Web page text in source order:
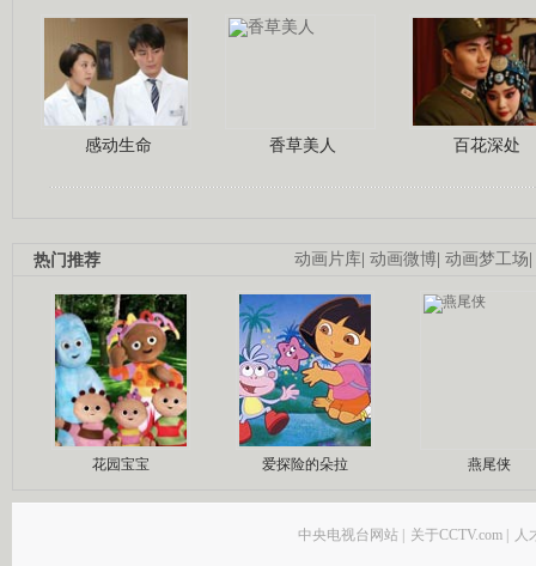
感动生命 香草美人 百花深处
动画片库| 动画微博| 动画梦工场|
热门推荐
花园宝宝 爱探险的朵拉 燕尾侠
中央电视台网站 | 关于CCTV.com | 人